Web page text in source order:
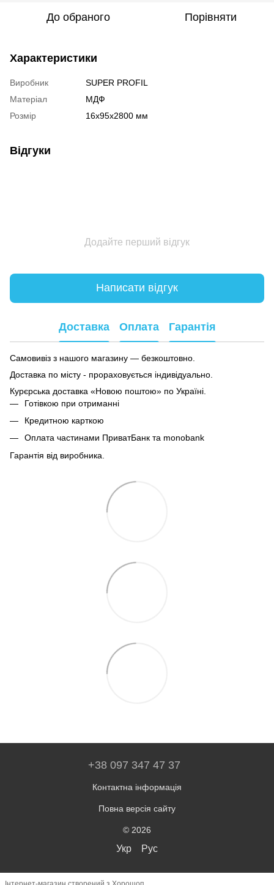
До обраного Порівняти
Характеристики
Виробник
SUPER PROFIL
Матеріал
МДФ
Розмір
16х95х2800 мм
Відгуки
Додайте перший відгук
Написати відгук
Доставка Оплата Гарантія
Самовивіз з нашого магазину — безкоштовно.
Доставка по місту - прораховується індивідуально.
Курєрська доставка «Новою поштою» по Україні.
Готівкою при отриманні
Кредитною карткою
Оплата частинами ПриватБанк та monobank
Гарантія від виробника.
+38 097 347 47 37
Контактна інформація
Повна версія сайту
© 2026
Укр Рус